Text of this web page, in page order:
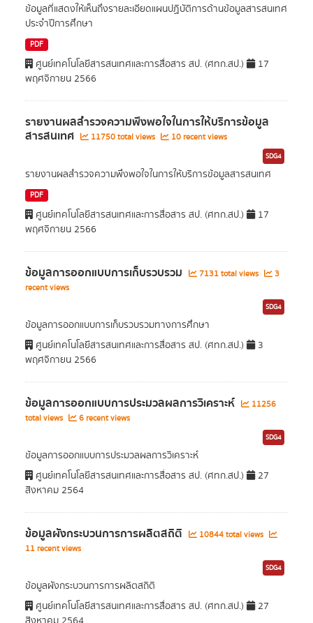
ข้อมูลที่แสดงให้เห็นถึงรายละเอียดแผนปฏิบัติการด้านข้อมูลสารสนเทศ
ประจำปีการศึกษา
PDF
ศูนย์เทคโนโลยีสารสนเทศและการสื่อสาร สป. (ศทก.สป.)
17
พฤศจิกายน 2566
รายงานผลสำรวจความพึงพอใจในการให้บริการข้อมูล
สารสนเทศ 11750 total views 10 recent views
SDG4
รายงานผลสำรวจความพึงพอใจในการให้บริการข้อมูลสารสนเทศ
PDF
ศูนย์เทคโนโลยีสารสนเทศและการสื่อสาร สป. (ศทก.สป.)
17
พฤศจิกายน 2566
ข้อมูลการออกแบบการเก็บรวบรวม 7131 total views
3
recent views
SDG4
ข้อมูลการออกแบบการเก็บรวบรวมทางการศึกษา
ศูนย์เทคโนโลยีสารสนเทศและการสื่อสาร สป. (ศทก.สป.)
3
พฤศจิกายน 2566
ข้อมูลการออกแบบการประมวลผลการวิเคราะห์
11256
total views
6 recent views
SDG4
ข้อมูลการออกแบบการประมวลผลการวิเคราะห์
ศูนย์เทคโนโลยีสารสนเทศและการสื่อสาร สป. (ศทก.สป.)
27
สิงหาคม 2564
ข้อมูลผังกระบวนการการผลิตสถิติ
10844 total views
11 recent views
SDG4
ข้อมูลผังกระบวนการการผลิตสถิติ
ศูนย์เทคโนโลยีสารสนเทศและการสื่อสาร สป. (ศทก.สป.)
27